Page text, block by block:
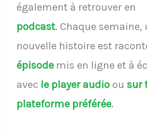
également à retrouver en
podcast. Chaque semaine,
nouvelle histoire est
épisodemis en ligne et à
avec le player audio ou sur
plateforme préférée.